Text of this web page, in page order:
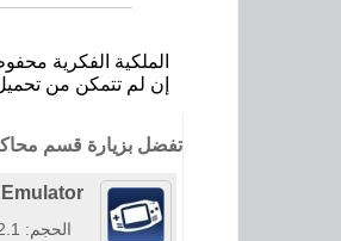
الملكية الفكرية
إن لم تتمكن من تحميل
تفضل بزيارة قسم
الحجم: 2.1 MB